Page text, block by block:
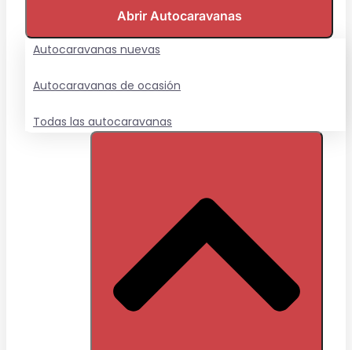
Abrir Autocaravanas
Autocaravanas nuevas
Autocaravanas de ocasión
Todas las autocaravanas